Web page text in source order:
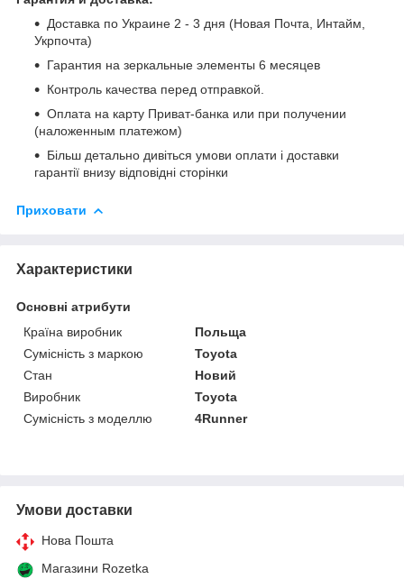
Доставка по Украине 2 - 3 дня (Новая Почта, Интайм,
Укрпочта)
Гарантия на зеркальные элементы 6 месяцев
Контроль качества перед отправкой.
Оплата на карту Приват-банка или при получении
(наложенным платежом)
Більш детально дивіться умови оплати і доставки
гарантії внизу відповідні сторінки
Приховати
Характеристики
Основні атрибути
Країна виробник
Польща
Сумісність з маркою
Toyota
Стан
Новий
Виробник
Toyota
Сумісність з моделлю
4Runner
Умови доставки
Нова Пошта
Магазини Rozetka